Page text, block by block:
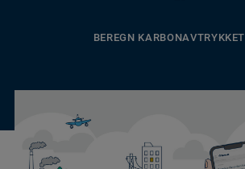
BEREGN KARBONAVTRYKKET